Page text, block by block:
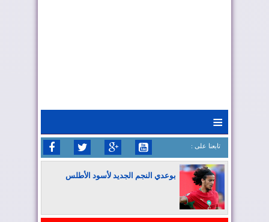
≡
: تابعنا على
بوعدي النجم الجديد لأسود الأطلس